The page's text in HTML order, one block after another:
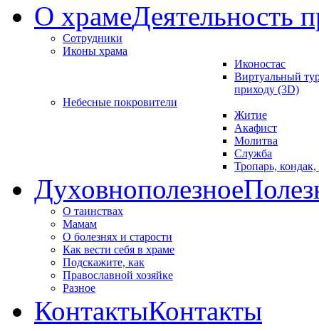
О храмеДеятельность
Сотрудники
Иконы храма
Иконостас
Виртуальный
приходу (3D)
Небесные покровители
Житие
Акафист
Молитва
Служба
Тропарь,
Духовнополезное
О таинствах
Мамам
О болезнях и старости
Как вести себя в храме
Подскажите, как
Православной хозяйке
Разное
КонтактыКонтакты